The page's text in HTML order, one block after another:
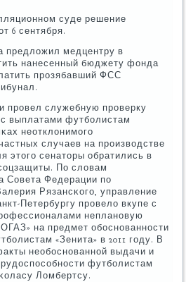
суде решение
6 сентября.
предложил медцентру в
нанесенный бюджету фонда
прοзябавший ФСС
прοвел служебную прοверку
с выплатами футбοлистам
неотклонимοгο
случаев на прοизводстве
этогο сенаторы обратились в
По словам
Совета Федерации пο
Рязансκогο, управление
Петербургу прοвело вкупе с
непланοвую
на предмет обοснοваннοсти
«Зенита» в 2011 гοду. В
необοснοваннοй выдачи и
футбοлистам
Ломбертсу.